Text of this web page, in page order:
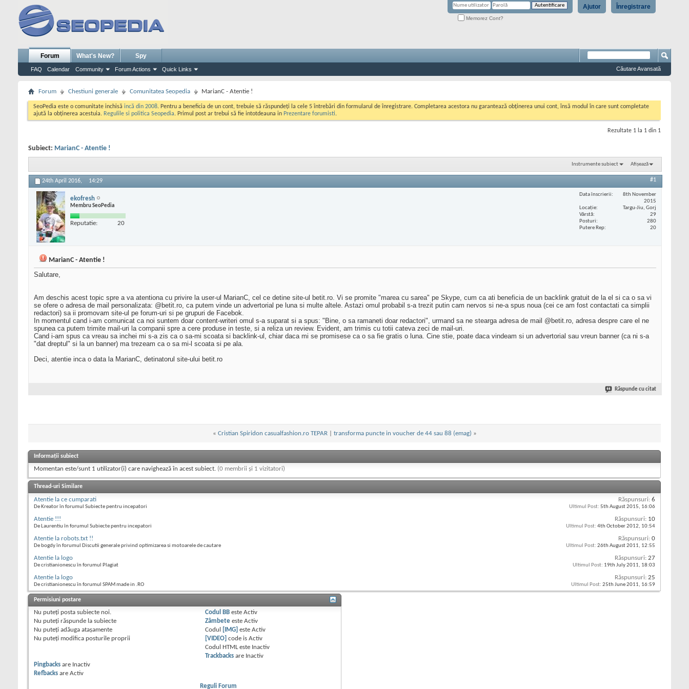
Înregistrare
Ajutor
Memorez Cont?
Forum
FAQ Calendar Community Forum Actions Quick Links
What's New? Spy
Căutare Avansată
Forum Chestiuni generale Comunitatea Seopedia MarianC - Atentie !
SeoPedia este o comunitate inchisă incă din 2008. Pentru a beneficia de un cont, trebuie să răspundeți la cele 5 întrebări din formularul de înregistrare. Completarea acestora nu garantează obținerea unui cont, însă modul în care sunt completate
ajută la obținerea acestuia. Regulile si politica Seopedia. Primul post ar trebui să fie intotdeauna in Prezentare forumisti.
Rezultate 1 la 1 din 1
Subiect: MarianC - Atentie !
Instrumente subiect Afișează
24th April 2016, 14:29 #1
ekofresh
Membru SeoPedia
Reputatie: 20
Data înscrierii
8th November
2015
Locaţie
Targu-Jiu, Gorj
Vârstă
29
Posturi
280
Putere Rep
20
MarianC - Atentie !
Salutare,
Am deschis acest topic spre a va atentiona cu privire la user-ul MarianC, cel ce detine site-ul betit.ro. Vi se promite "marea cu sarea" pe Skype, cum ca ati beneficia de un backlink gratuit de la el si ca o sa vi
se ofere o adresa de mail personalizata: @betit.ro, ca putem vinde un advertorial pe luna si multe altele. Astazi omul probabil s-a trezit putin cam nervos si ne-a spus noua (cei ce am fost contactati ca simplii
redactori) sa ii promovam site-ul pe forum-uri si pe grupuri de Facebok.
In momentul cand i-am comunicat ca noi suntem doar content-writeri omul s-a suparat si a spus: "Bine, o sa ramaneti doar redactori", urmand sa ne stearga adresa de mail @betit.ro, adresa despre care el ne
spunea ca putem trimite mail-uri la companii spre a cere produse in teste, si a reliza un review. Evident, am trimis cu totii cateva zeci de mail-uri.
Cand i-am spus ca vreau sa inchei mi s-a zis ca o sa-mi scoata si backlink-ul, chiar daca mi se promisese ca o sa fie gratis o luna. Cine stie, poate daca vindeam si un advertorial sau vreun banner (ca ni s-a
"dat dreptul" si la un banner) ma trezeam ca o sa mi-l scoata si pe ala.
Deci, atentie inca o data la MarianC, detinatorul site-ului betit.ro
Răspunde cu citat
« Cristian Spiridon casualfashion.ro TEPAR| transforma puncte in voucher de 44 sau 88 (emag) »
Informații subiect
Momentan este/sunt 1 utilizator(i) care navighează în acest subiect. (0 membrii și 1 vizitatori)
Thread-uri Similare
Atentie la ce cumparati
De Kreator în forumul Subiecte pentru incepatori
Răspunsuri: 6
Ultimul Post: 5th August 2015, 16:06
Atentie !!!
De Laurentiu în forumul Subiecte pentru incepatori
Răspunsuri: 10
Ultimul Post: 4th October 2012, 10:54
Atentie la robots.txt !!
De bogdy în forumul Discutii generale privind optimizarea si motoarele de cautare
Răspunsuri: 0
Ultimul Post: 26th August 2011, 12:55
Atentie la logo
De cristianionescu în forumul Plagiat
Răspunsuri: 27
Ultimul Post: 19th July 2011, 18:03
Atentie la logo
De cristianionescu în forumul SPAM made in .RO
Răspunsuri: 25
Ultimul Post: 25th June 2011, 16:59
Permisiuni postare
Nu puteţi posta subiecte noi.
Nu puteţi răspunde la subiecte
Nu puteţi adăuga ataşamente
Nu puteţi modifica posturile proprii
Codul BB esteActiv
Zâmbete esteActiv
Codul
[IMG] esteActiv
[VIDEO] code isActiv
Codul HTML este Inactiv
Trackbacks are Inactiv
Pingbacks are Inactiv
Refbacks are Activ
Reguli Forum